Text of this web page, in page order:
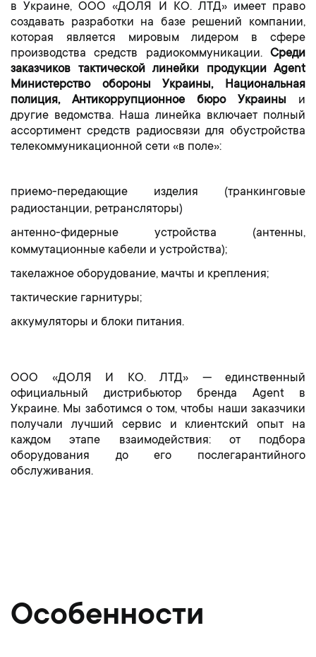
в Украине, ООО «ДОЛЯ И КО. ЛТД» имеет право
создавать разработки на базе решений компании,
которая является мировым лидером в сфере
производства средств радиокоммуникации. Среди
заказчиков тактической линейки продукции Agent
Министерство обороны Украины, Национальная
полиция, Антикоррупционное бюро Украины и
другие ведомства. Наша линейка включает полный
ассортимент средств радиосвязи для обустройства
телекоммуникационной сети «в поле»:
приемо-передающие изделия (транкинговые
радиостанции, ретрансляторы)
антенно-фидерные устройства (антенны,
коммутационные кабели и устройства);
такелажное оборудование, мачты и крепления;
тактические гарнитуры;
аккумуляторы и блоки питания.
ООО «ДОЛЯ И КО. ЛТД» — единственный
официальный дистрибьютор бренда Agent в
Украине. Мы заботимся о том, чтобы наши заказчики
получали лучший сервис и клиентский опыт на
каждом этапе взаимодействия: от подбора
оборудования до его послегарантийного
обслуживания.
Особенности